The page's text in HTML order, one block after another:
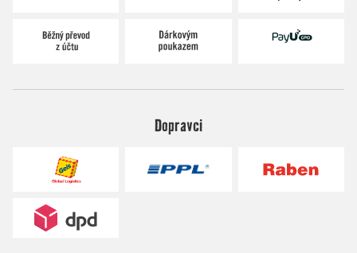
Dopravci